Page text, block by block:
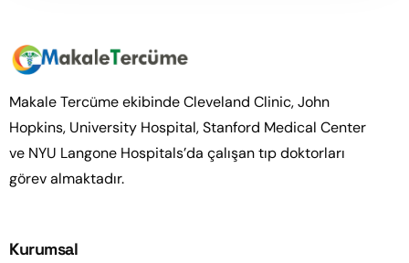
Makale Tercüme ekibinde Cleveland Clinic, John
Hopkins, University Hospital, Stanford Medical Center
ve NYU Langone Hospitals’da çalışan tıp doktorları
görev almaktadır.
Kurumsal